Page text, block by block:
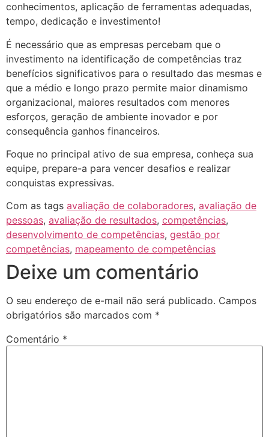
conhecimentos, aplicação de ferramentas adequadas,
tempo, dedicação e investimento!
É necessário que as empresas percebam que o
investimento na identificação de competências traz
benefícios significativos para o resultado das mesmas e
que a médio e longo prazo permite maior dinamismo
organizacional, maiores resultados com menores
esforços, geração de ambiente inovador e por
consequência ganhos financeiros.
Foque no principal ativo de sua empresa, conheça sua
equipe, prepare-a para vencer desafios e realizar
conquistas expressivas.
Com as tags avaliação de colaboradores, avaliação de
pessoas, avaliação de resultados, competências,
desenvolvimento de competências, gestão por
competências, mapeamento de competências
Deixe um comentário
O seu endereço de e-mail não será publicado. Campos
obrigatórios são marcados com *
Comentário *